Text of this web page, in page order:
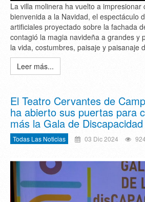
La villa molinera ha vuelto a impresionar
bienvenida a la Navidad, el espectáculo
artificiales proyectado sobre la fachada
contagió la magia navideña a grandes y
la vida, costumbres, paisaje y paisanaje
Leer más...
El Teatro Cervantes de
ha abierto sus puertas para
más la Gala de Discapacidad
Todas Las Noticias 03 Dic 2024 924